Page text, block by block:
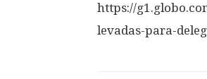
https://
levadas-para-